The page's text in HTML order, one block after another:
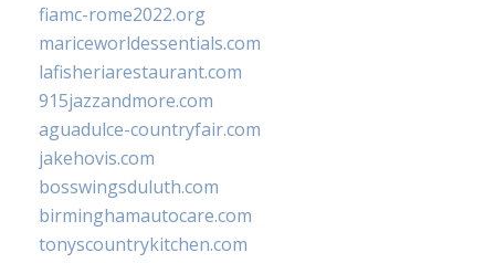
fiamc-rome2022.org
mariceworldessentials.com
lafisheriarestaurant.com
915jazzandmore.com
aguadulce-countryfair.com
jakehovis.com
bosswingsduluth.com
birminghamautocare.com
tonyscountrykitchen.com